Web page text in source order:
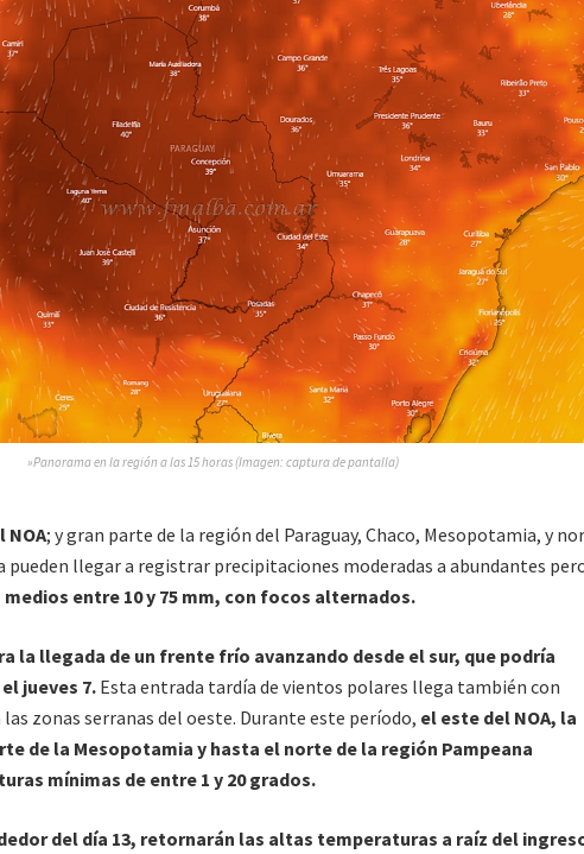
»Panorama en la región a las 15 horas (Imagen: captura de pantalla)
NOA; y gran parte de la región del Paraguay, Chaco, Mesopotamia, y
pueden llegar a registrar precipitaciones moderadas a abundantes
entre 10 y 75 mm, con focos alternados.
la llegada de un frente frío avanzando desde el sur, que podría
jueves 7. Esta entrada tardía de vientos polares llega también con
zonas serranas del oeste. Durante este período, el este del NOA, la
de la Mesopotamia y hasta el norte de la región Pampeana
mínimas de entre 1 y 20 grados.
del día 13, retornarán las altas temperaturas a raíz del